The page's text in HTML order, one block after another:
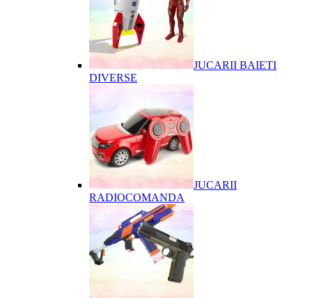
JUCARII BAIETI
DIVERSE
JUCARII
RADIOCOMANDA